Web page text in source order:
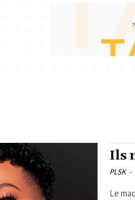
Ils
PLSK -
Le